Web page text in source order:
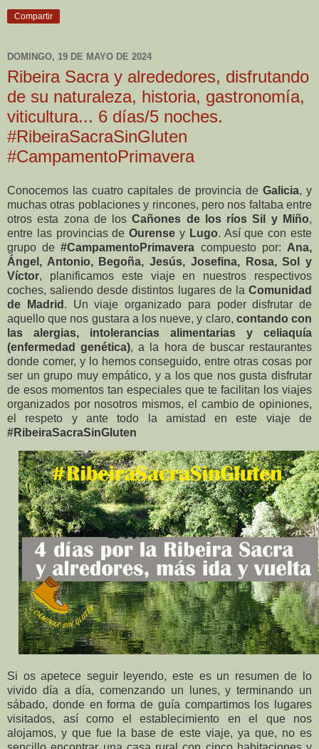
Compartir
DOMINGO, 19 DE MAYO DE 2024
Ribeira Sacra y alrededores, disfrutando
de su naturaleza, historia, gastronomía,
viticultura... 6 días/5 noches.
#RibeiraSacraSinGluten
#CampamentoPrimavera
Conocemos las cuatro capitales de provincia de Galicia, y
muchas otras poblaciones y rincones, pero nos faltaba entre
otros esta zona de losCañones de los ríos Sil y Miño,
entre las provincias deOurensey Lugo. Así que con este
grupo de#CampamentoPrimavera compuesto por: Ana,
Ángel, Antonio, Begoña, Jesús, Josefina, Rosa, Sol y
Víctor, planificamos este viaje en nuestros respectivos
coches, saliendo desde distintos lugares de la Comunidad
de Madrid . Un viaje organizado para poder disfrutar de
aquello que nos gustara a los nueve, y claro, contando con
las alergias, intolerancias alimentarias y celiaquía
(enfermedad genética), a la hora de buscar restaurantes
donde comer, y lo hemos conseguido, entre otras cosas por
ser un grupo muy empático, y a los que nos gusta disfrutar
de esos momentos tan especiales que te facilitan los viajes
organizados por nosotros mismos, el cambio de opiniones,
el respeto y ante todo la amistad en este viaje de
#RibeiraSacraSinGluten
Si os apetece seguir leyendo, este es un resumen de lo
vivido día a día, comenzando un lunes, y terminando un
sábado, donde en forma de guía compartimos los lugares
visitados, así como el establecimiento en el que nos
alojamos, y que fue la base de este viaje, ya que, no es